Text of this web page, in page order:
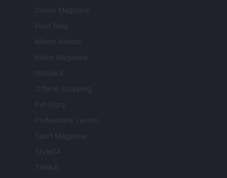
Donne Magazine
Food Blog
Milano Notizie
Motor Magazine
Notizie.it
Offerte Shopping
Pet Story
Professione Lavoro
Sport Magazine
Style24
Think.it